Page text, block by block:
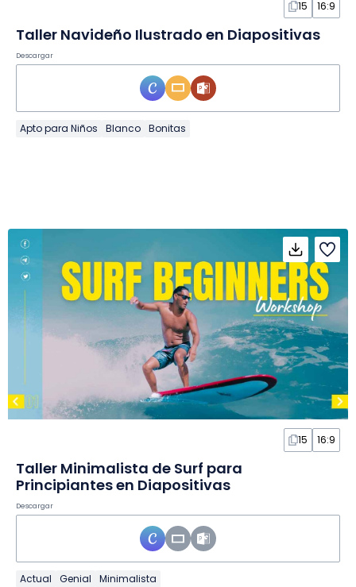
15 16:9
Taller Navideño Ilustrado en Diapositivas
Descargar
Apto para Niños Blanco Bonitas
15 16:9
Taller Minimalista de Surf para
Principiantes en Diapositivas
Descargar
Actual Genial Minimalista